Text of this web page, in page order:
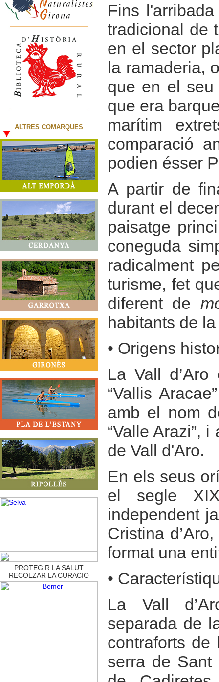
ALTRES COMARQUES
PROTEGIR LA SALUT
RECOLZAR LA CURACIÓ
Fins
tradicional de
en el sector
la ramaderia,
que en el
que era
marítim
comparació
podien ésser
A partir de
durant el
paisatge
coneguda
radicalment
turisme, fet
diferent de
habitants de
• Origens
La Vall
“Vallis
amb el nom
“Valle Arazi”,
de Vall d'Aro.
En els seus
el segle
independent
Cristina
format una
•
La Vall
separada de
contraforts
serra de Sant